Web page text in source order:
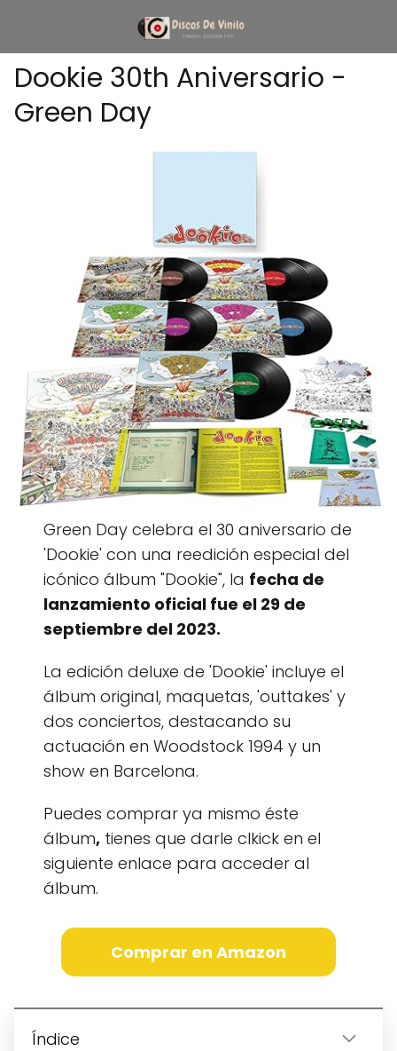
Dookie 30th Aniversario -
Green Day
Green Day celebra el 30 aniversario de
'Dookie' con una reedición especial del
icónico álbum "Dookie", la fecha de
lanzamiento oficial fue el 29 de
septiembre del 2023.
La edición deluxe de 'Dookie' incluye el
álbum original, maquetas, 'outtakes' y
dos conciertos, destacando su
actuación en Woodstock 1994 y un
show en Barcelona.
Puedes comprar ya mismo éste
álbum, tienes que darle clkick en el
siguiente enlace para acceder al
álbum.
Comprar en Amazon
Índice